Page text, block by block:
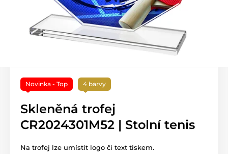
Novinka - Top 4 barvy
Skleněná trofej
CR2024301M52 | Stolní tenis
Na trofej lze umístit logo či text tiskem.